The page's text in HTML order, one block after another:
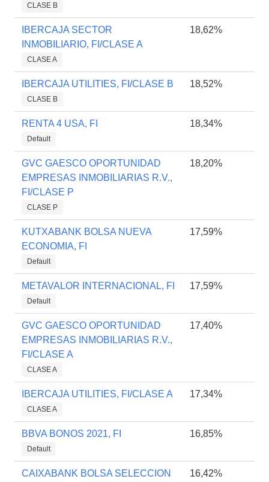
CLASE B
IBERCAJA SECTOR
INMOBILIARIO, FI/CLASE A
CLASE A
18,62%
IBERCAJA UTILITIES, FI/CLASE B
CLASE B
18,52%
RENTA 4 USA, FI
Default
18,34%
GVC GAESCO OPORTUNIDAD
EMPRESAS INMOBILIARIAS R.V.,
FI/CLASE P
CLASE P
18,20%
KUTXABANK BOLSA NUEVA
ECONOMIA, FI
Default
17,59%
METAVALOR INTERNACIONAL, FI
Default
17,59%
GVC GAESCO OPORTUNIDAD
EMPRESAS INMOBILIARIAS R.V.,
FI/CLASE A
CLASE A
17,40%
IBERCAJA UTILITIES, FI/CLASE A
CLASE A
17,34%
BBVA BONOS 2021, FI
Default
16,85%
CAIXABANK BOLSA SELECCION 16,42%